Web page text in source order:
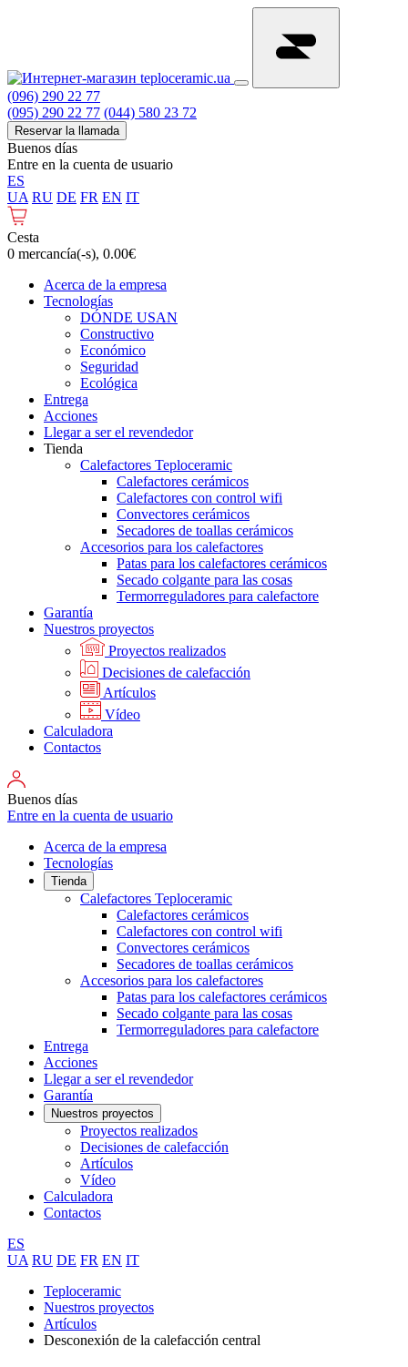
(096) 290 22 77
(095) 290 22 77 (044) 580 23 72
Reservar la llamada
Buenos días
Entre en la cuenta de usuario
ES
UA RU DE FR EN IT
Cesta
0 mercancía(-s), 0.00€
Acerca de la empresa
Tecnologías
DÓNDE USAN
Constructivo
Económico
Seguridad
Ecológica
Entrega
Acciones
Llegar a ser el revendedor
Tienda
Calefactores Teploceramic
Calefactores cerámicos
Calefactores con control wifi
Convectores cerámicos
Secadores de toallas cerámicos
Accesorios para los calefactores
Patas para los calefactores cerámicos
Secado colgante para las cosas
Termorreguladores para calefactore
Garantía
Nuestros proyectos
Proyectos realizados
Decisiones de calefacción
Artículos
Vídeo
Calculadora
Contactos
Buenos días
Entre en la cuenta de usuario
Acerca de la empresa
Tecnologías
Tienda
Calefactores Teploceramic
Calefactores cerámicos
Calefactores con control wifi
Convectores cerámicos
Secadores de toallas cerámicos
Accesorios para los calefactores
Patas para los calefactores cerámicos
Secado colgante para las cosas
Termorreguladores para calefactore
Entrega
Acciones
Llegar a ser el revendedor
Garantía
Nuestros proyectos
Proyectos realizados
Decisiones de calefacción
Artículos
Vídeo
Calculadora
Contactos
ES
UA RU DE FR EN IT
Teploceramic
Nuestros proyectos
Artículos
Desconexión de la calefacción central